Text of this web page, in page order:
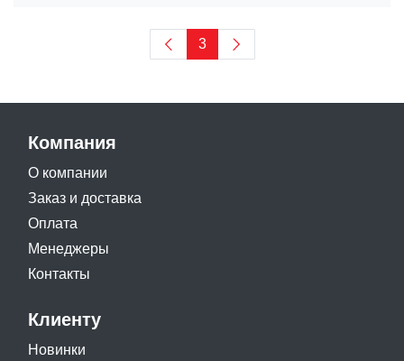
3
Компания
О компании
Заказ и доставка
Оплата
Менеджеры
Контакты
Клиенту
Новинки